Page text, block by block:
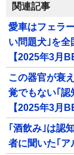
関連記事
愛車はフェラ
い問題犬｣を
【2025年3月
この器官が衰
覚でもない｢認
【2025年3月
｢酒飲み｣は認
者に聞いた｢ア